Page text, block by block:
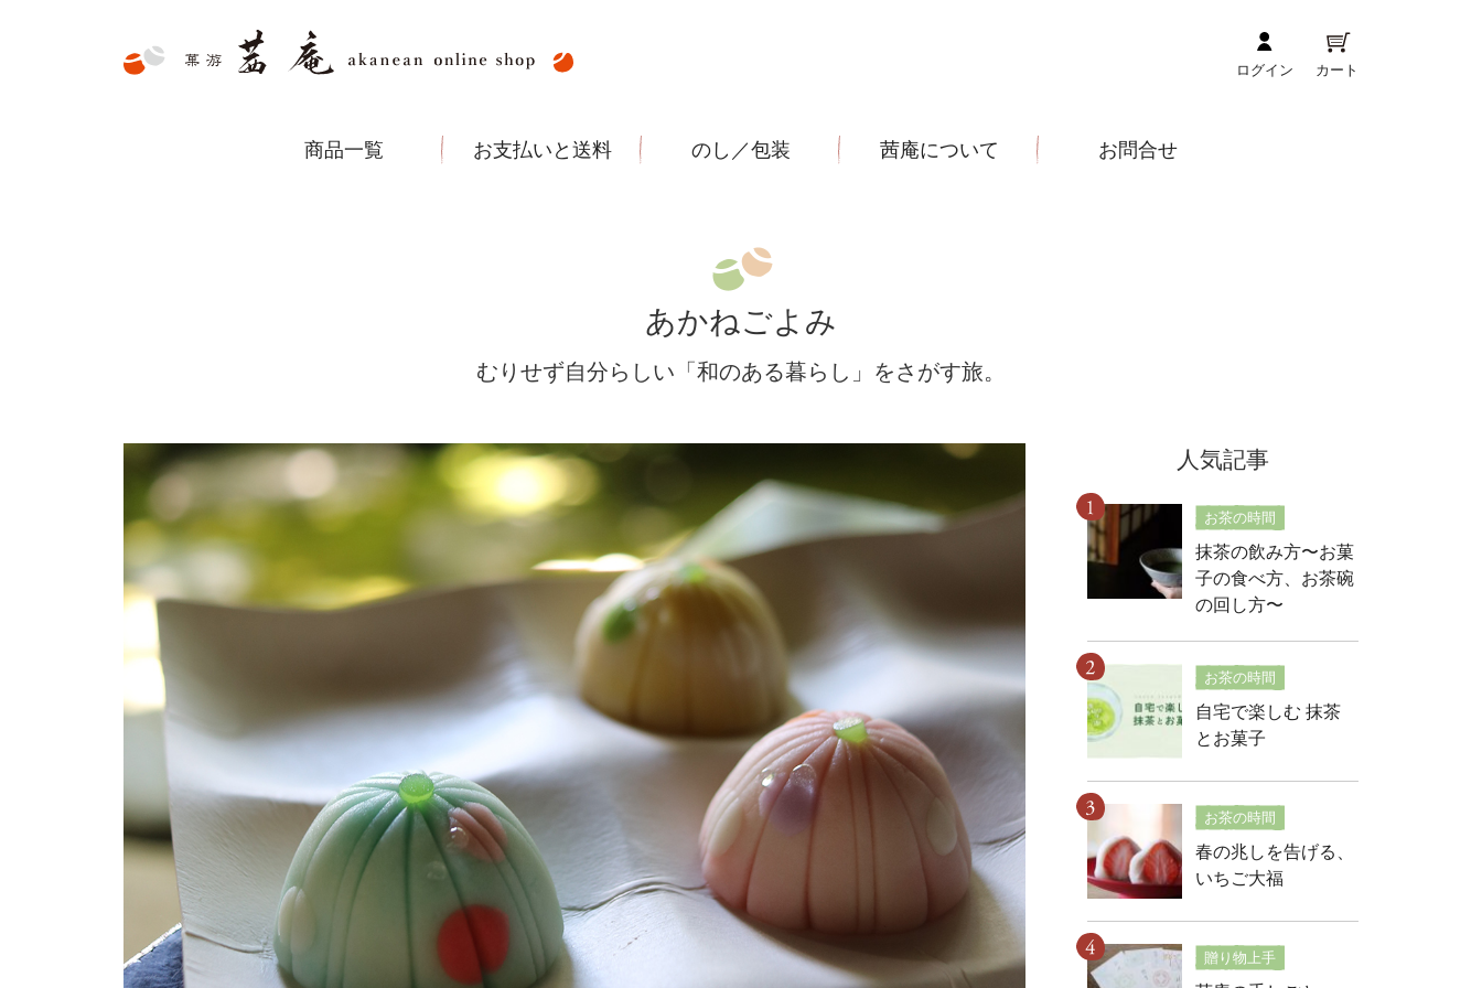
ログイン カート
商品一覧 お支払いと送料 のし／包装 茜庵について お問合せ
あかねごよみ
むりせず自分らしい 「和のある暮らし」をさがす旅。
人気記事
お茶の時間
抹茶の飲み方〜お菓
子の食べ方、お茶碗
の回し方〜
お茶の時間
自宅で楽しむ 抹茶
とお菓子
お茶の時間
春の兆しを告げる、
いちご大福
贈り物上手